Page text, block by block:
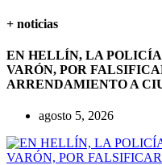
+ noticias
EN HELLÍN, LA
VARÓN, POR
ARRENDAMIENTO A
agosto 5, 2026